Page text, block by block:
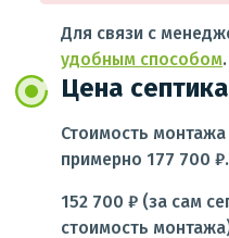
Для связи с
удобным способом.
Цена
Стоимость
примерно 177 700 ₽.
152 700 ₽ (за сам
стоимость